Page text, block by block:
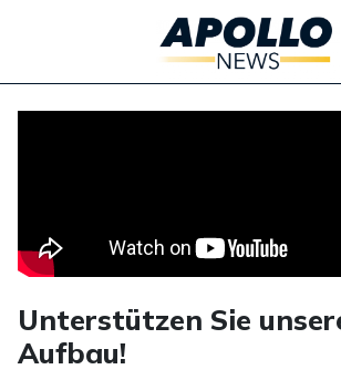
Unterstützen Sie
Aufbau!